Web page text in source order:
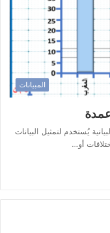
المبيانات
يُستخدم لتمثيل البيانات
أو…